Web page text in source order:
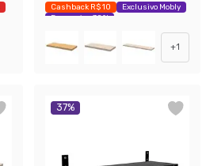
Cashback R$ 10
Exclusivo Mobly
Economize 38%
+1
37%